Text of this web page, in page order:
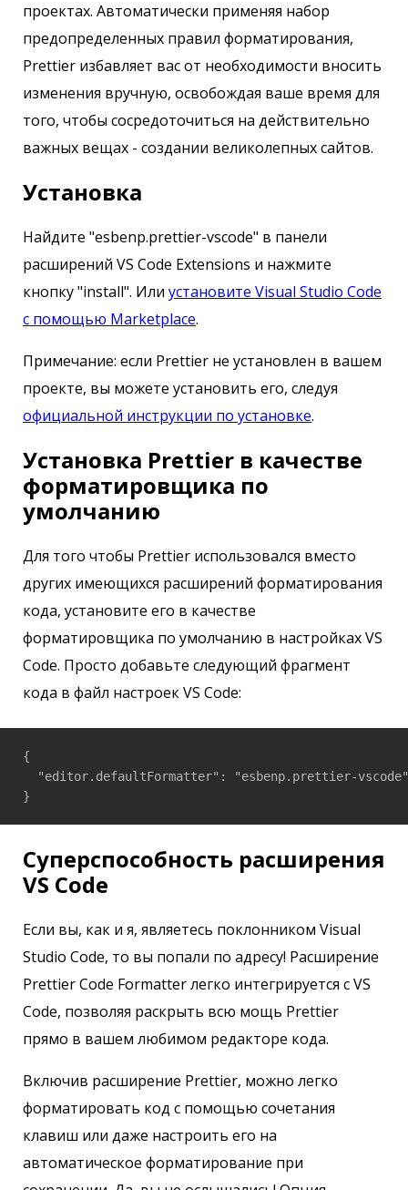
проектах. Автоматически применяя набор
предопределенных правил форматирования,
Prettier избавляет вас от необходимости вносить
изменения вручную, освобождая ваше время для
того, чтобы сосредоточиться на действительно
важных вещах - создании великолепных сайтов.
Установка
Найдите "esbenp.prettier-vscode" в панели
расширений VS Code Extensions и нажмите
кнопку "install". Или установите Visual Studio Code
с помощью Marketplace.
Примечание: если Prettier не установлен в вашем
проекте, вы можете установить его, следуя
официальной инструкции по установке.
Установка Prettier в качестве
форматировщика по
умолчанию
Для того чтобы Prettier использовался вместо
других имеющихся расширений форматирования
кода, установите его в качестве
форматировщика по умолчанию в настройках VS
Code. Просто добавьте следующий фрагмент
кода в файл настроек VS Code:
{
  "editor.defaultFormatter": "esbenp.prettier-vscode"
}
Суперспособность расширения
VS Code
Если вы, как и я, являетесь поклонником Visual
Studio Code, то вы попали по адресу! Расширение
Prettier Code Formatter легко интегрируется с VS
Code, позволяя раскрыть всю мощь Prettier
прямо в вашем любимом редакторе кода.
Включив расширение Prettier, можно легко
форматировать код с помощью сочетания
клавиш или даже настроить его на
автоматическое форматирование при